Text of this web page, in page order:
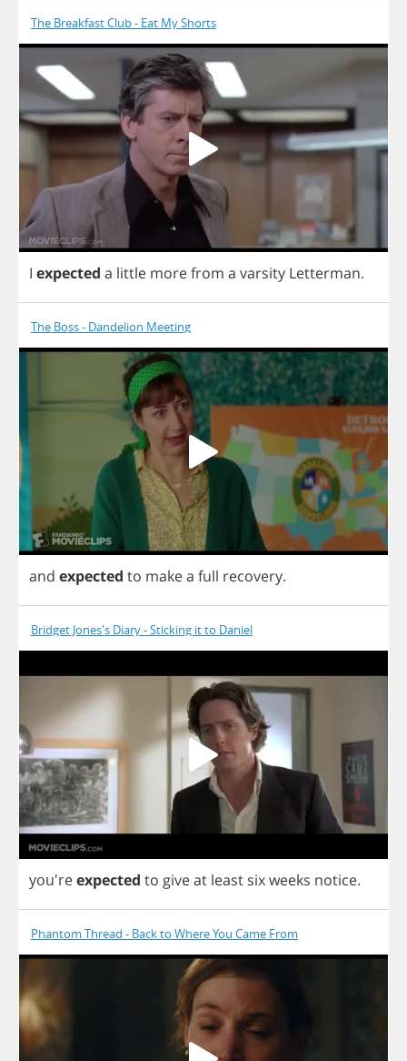
The Breakfast Club - Eat My Shorts
I expected a little morefrom a varsity Letterman.
The Boss - Dandelion Meeting
and expected to makea full recovery.
Bridget Jones's Diary - Sticking it to Daniel
you'reexpected to giveat least sixweeks notice.
Phantom Thread - Back to Where You Came From